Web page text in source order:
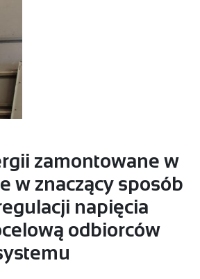
zamontowane w
w znaczący sposób
napięcia
odbiorców